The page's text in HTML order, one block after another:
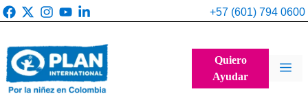
Saltar
al
+57 (601) 794 0600
Quiero
Ayudar